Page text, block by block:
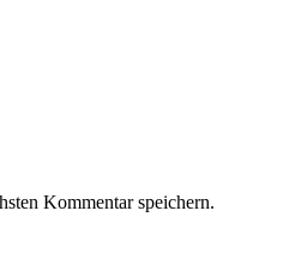
Kommentar speichern.